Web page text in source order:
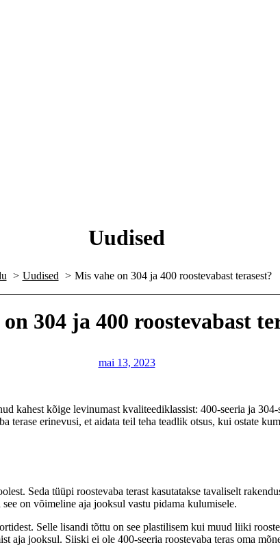
Uudised
Uudised Mis vahe on 304 ja 400 roostevabast terasest?
304 ja 400 roostevabast
mai 13, 2023
kahest kõige levinumast kvaliteediklassist: 400-seeria ja
terase erinevusi, et aidata teil teha teadlik otsus, kui ostate
Seda tüüpi roostevaba terast kasutatakse tavaliselt
on võimeline aja jooksul vastu pidama kulumisele.
Selle lisandi tõttu on see plastilisem kui muud liiki
jooksul. Siiski ei ole 400-seeria roostevaba teras oma